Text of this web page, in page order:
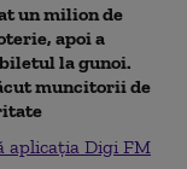
un milion de
apoi a
la gunoi.
muncitorii de
aplicația Digi FM